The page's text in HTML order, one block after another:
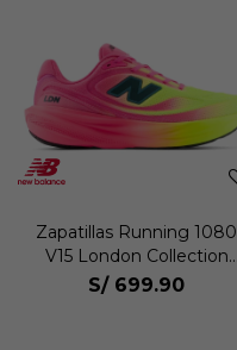
Zapatillas Running 1080
V15 London Collection
Hombre
S/ 699.90